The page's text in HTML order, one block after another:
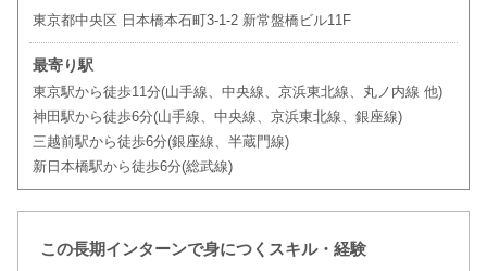
東京都中央区 日本橋本石町3-1-2 新常盤橋ビル11F
最寄り駅
東京駅から徒歩11分(山手線、中央線、京浜東北線、丸ノ内線 他)
神田駅から徒歩6分(山手線、中央線、京浜東北線、銀座線)
三越前駅から徒歩6分(銀座線、半蔵門線)
新日本橋駅から徒歩6分(総武線)
この長期インターンで身につくスキル・経験